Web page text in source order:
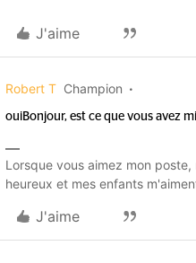
J'aime
Robert T Champion
ouiBonjour, est ce que vous avez
Lorsque vous aimez mon
heureux et mes enfants
J'aime